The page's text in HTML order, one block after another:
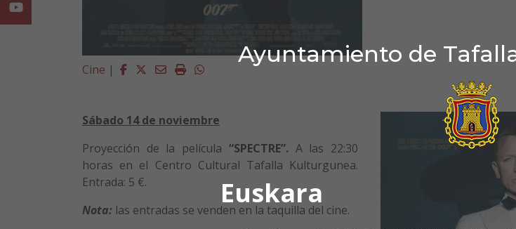
Ayuntamiento de
Euskara
Cine | Facebook
Twitter
EmailImprimirWhatsapp
Sábado 14 de noviembre
Proyección de la película “SPECTRE”. A las 22:30
horas en el Centro Cultural Tafalla Kulturgunea.
Entrada: 5 €.
Nota: las entradas se venden en la taquilla del cine.
Youtube